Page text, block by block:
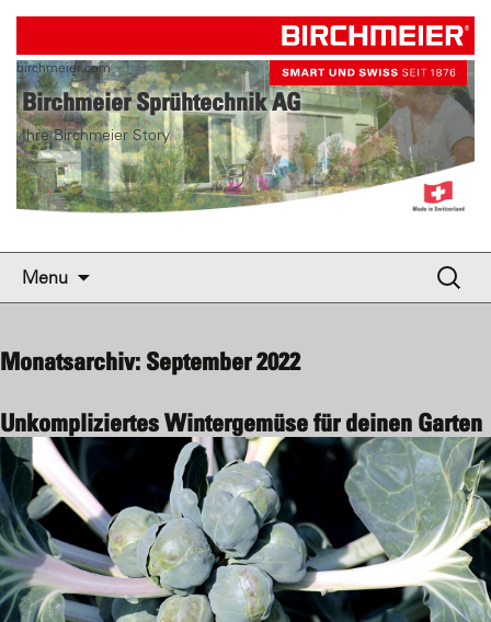
Birchmeier Sprühtechnik AG
Ihre Birchmeier Story
birchmeier.com
Menu
Suche
nach:
Monatsarchiv: September 2022
Unkompliziertes Wintergemüse für deinen Garten